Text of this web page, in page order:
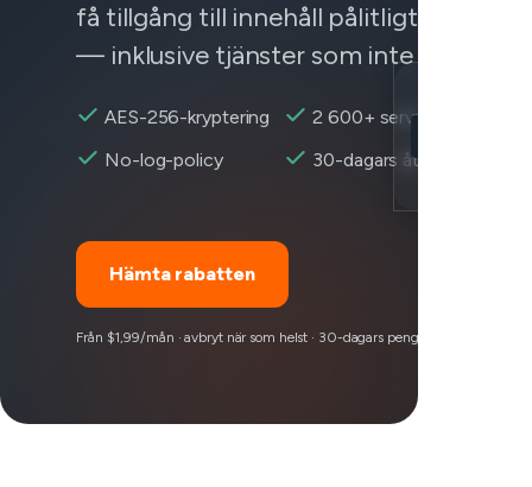
få tillgång till innehåll pålitligt var som
— inklusive tjänster som inte fungerar.
AES-256-kryptering
2 600+ servrar
No-log-policy
30-dagars återbetalning
Hämta rabatten
Från $1,99/mån · avbryt när som helst · 30-dagars pengarna-tillbaka-